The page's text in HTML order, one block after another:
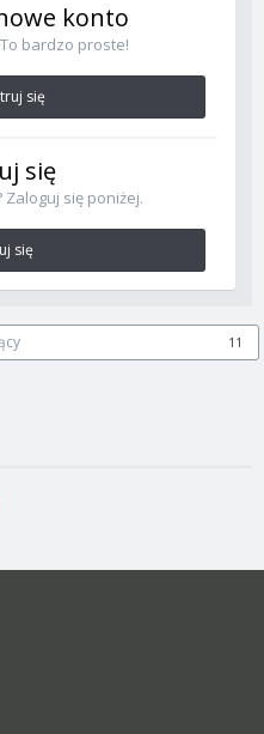
konto
bardzo proste!
się
się
się poniżej.
się
11